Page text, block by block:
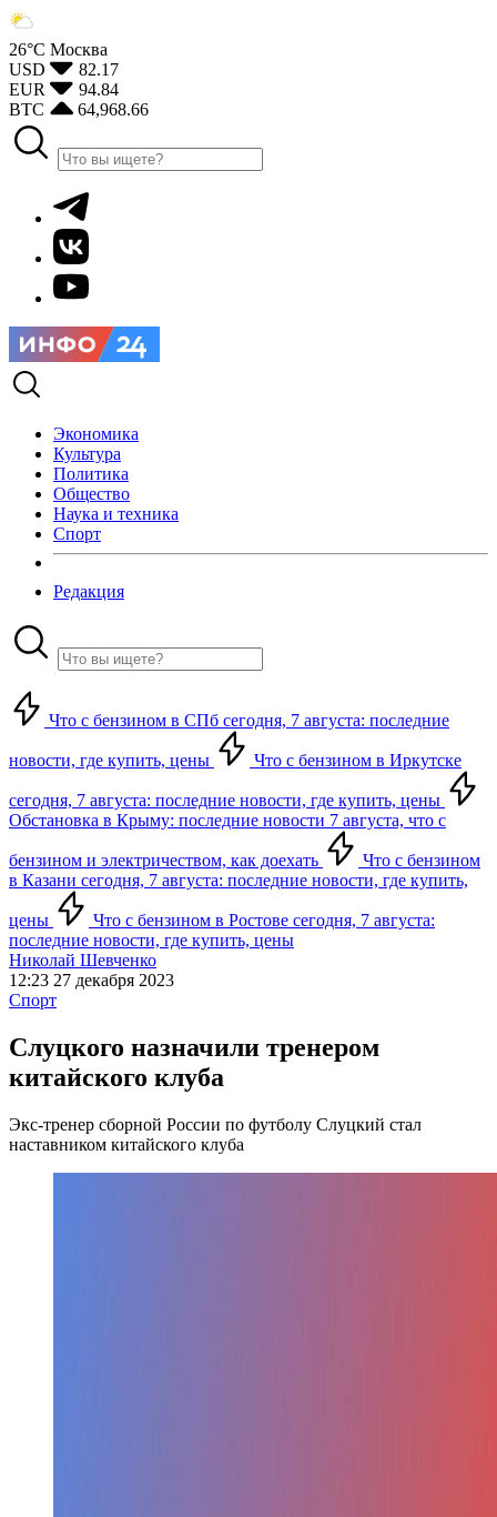
26°С Москва
USD
82.17
EUR
94.84
BTC
64,968.66
Экономика
Культура
Политика
Общество
Наука и техника
Спорт
Редакция
Что с бензином в СПб сегодня, 7 августа: последние
новости, где купить, цены Что с бензином в Иркутске
сегодня, 7 августа: последние новости, где купить, цены
Обстановка в Крыму: последние новости 7 августа, что с
бензином и электричеством, как доехать
Что с бензином
в Казани сегодня, 7 августа: последние новости, где купить,
цены
Что с бензином в Ростове сегодня, 7 августа:
последние новости, где купить, цены
Николай Шевченко
12:23 27 декабря 2023
Спорт
Слуцкого назначили тренером
китайского клуба
Экс-тренер сборной России по футболу Слуцкий стал
наставником китайского клуба